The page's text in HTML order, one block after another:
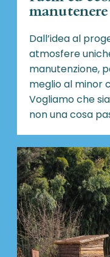
manutenere
Dall’idea al
atmosfere
manutenzione,
meglio al minor
Vogliamo che
non una cosa